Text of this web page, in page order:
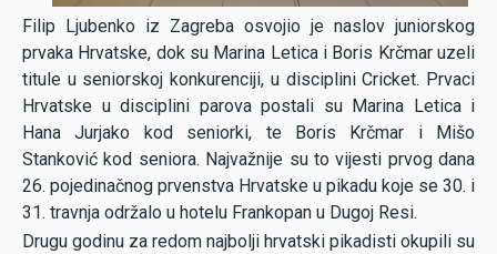
Filip Ljubenko iz Zagreba osvojio je naslov juniorskog
prvaka Hrvatske, dok su Marina Letica i Boris Krčmar uzeli
titule u seniorskoj konkurenciji, u disciplini Cricket. Prvaci
Hrvatske u disciplini parova postali su Marina Letica i
Hana Jurjako kod seniorki, te Boris Krčmar i Mišo
Stanković kod seniora. Najvažnije su to vijesti prvog dana
26. pojedinačnog prvenstva Hrvatske u pikadu koje se 30. i
31. travnja održalo u hotelu Frankopan u Dugoj Resi.
Drugu godinu za redom najbolji hrvatski pikadisti okupili su